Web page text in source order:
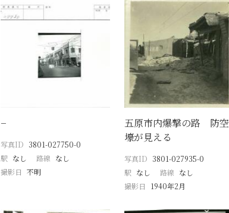
−
写真ID 3801-027750-0
駅 なし 路線 なし
撮影日 不明
五原市内爆撃の路 防空
壕が見える
写真ID 3801-027935-0
駅 なし 路線 なし
撮影日
1940年2月